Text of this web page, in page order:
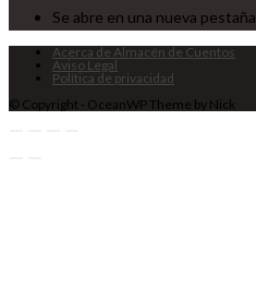
Se abre en una nueva pestaña
Acerca de Almacén de Cuentos
Aviso Legal
Política de privacidad
© Copyright - OceanWP Theme by Nick